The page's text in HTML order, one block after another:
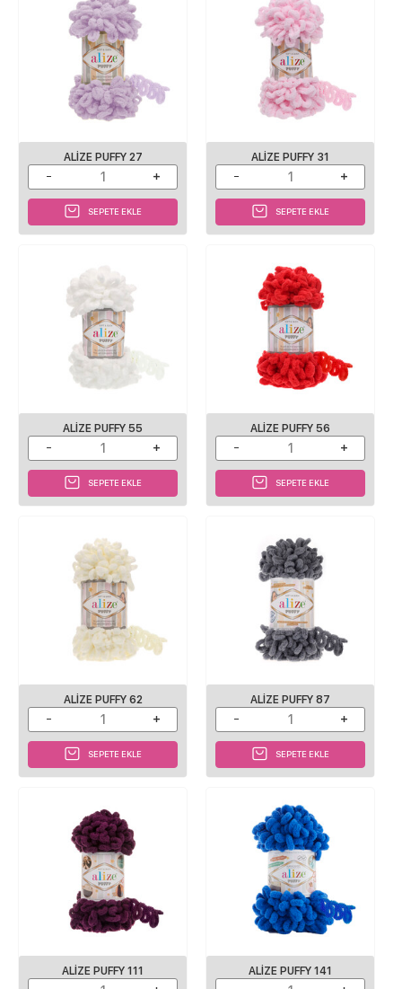
ALIZE PUFFY 27
SEPETE EKLE
ALIZE PUFFY 31
SEPETE EKLE
ALIZE PUFFY 55
SEPETE EKLE
ALIZE PUFFY 56
SEPETE EKLE
ALIZE PUFFY 62
SEPETE EKLE
ALIZE PUFFY 87
SEPETE EKLE
ALIZE PUFFY 111 ALIZE PUFFY 141